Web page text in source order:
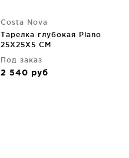
Costa Nova
Тарелка глубокая Plano
25X25X5 CM
Под заказ
2 540 руб